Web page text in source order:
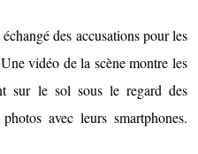
des accusations pour les
vidéo de la scène montre les
sur le sol sous le regard des
avec leurs smartphones.